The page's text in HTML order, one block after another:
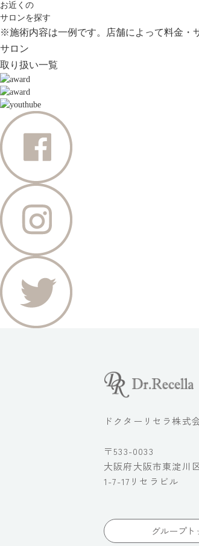
お近くの
サロンを探す
※施術内容は一例です。店舗によって料金・
サロン
取り扱い一覧
ドクターリセラ株式
〒533-0033
大阪府大阪市東淀川
1-7-17リセラビル
グループト